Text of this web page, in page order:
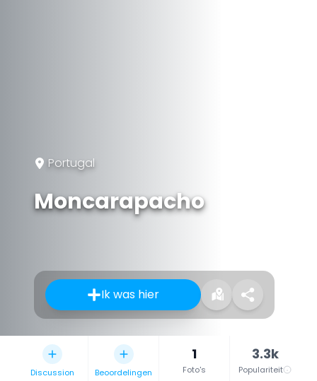
Portugal
Moncarapacho
Ik was hier
Discussion Beoordelingen
1
Foto's
3.3k
Populariteit